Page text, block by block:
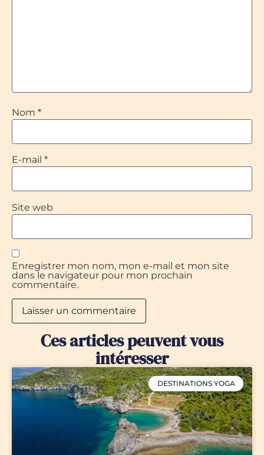
Nom *
E-mail *
Site web
Enregistrer mon nom, mon e-mail et mon site
dans le navigateur pour mon prochain
commentaire.
Ces articles peuvent vous
intéresser
DESTINATIONS YOGA